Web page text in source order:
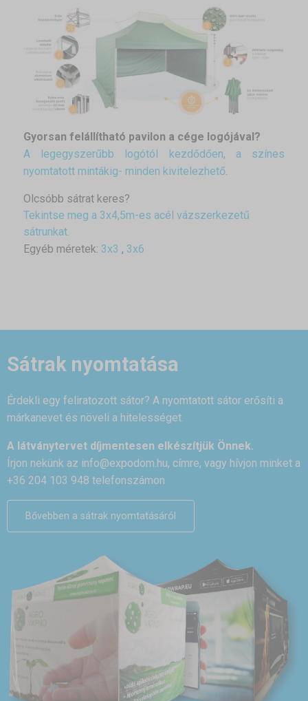
Gyorsan felállítható pavilon a cége logójával?
A legegyszerűbb logótól kezdődően, a színes
nyomtatott mintákig- minden kivitelezhető.
Olcsóbb sátrat keres?
Tekintse meg a 3x4,5m-es acél vázszerkezetű
sátrunkat.
Egyéb méretek: 3x3 , 3x6
Sátrak nyomtatása
Érdekli egy feliratozott sátor? A nyomtatott sátor erősíti a
márkanevet és növeli a hitelességet.
A látványtervet díjmentesen elkészítjük Önnek.
Írjon nekünk az info@expodom.hu, címre, vagy hívjon minket a
+36 204 103 948 telefonszámon
Bővebben a sátrak nyomtatásáról